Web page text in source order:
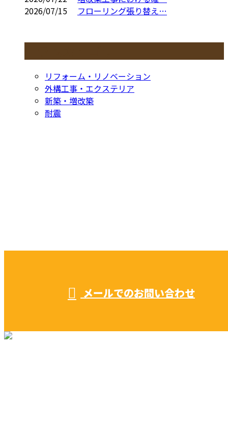
2026/07/15
フローリング張り替え…
リフォーム・リノベーション
外構工事・エクステリア
新築・増改築
耐震
メールでのお問い合わせ